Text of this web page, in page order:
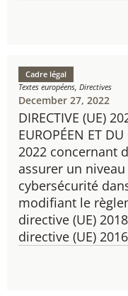
DIRECTIVE (UE)
EUROPÉEN ET
2022 concernant
assurer un
cybersécurité
modifiant le
directive (UE)
directive (UE)
Cadre légal
Textes européens, Directives
December 27, 2022